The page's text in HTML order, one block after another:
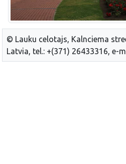
© Lauku celotajs, Kalnciema
Latvia, tel.: +(371) 26433316, e-